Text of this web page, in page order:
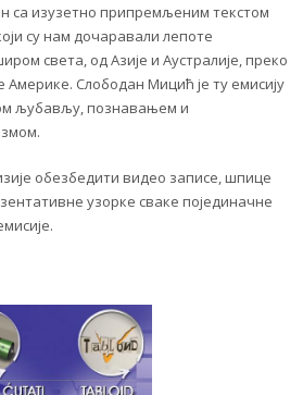
са изузетно припремљеним текстом
су нам дочаравали лепоте
света, од Азије и Аустралије, преко
Слободан Мицић је ту емисију
љубављу, познавањем и
обезбедити видео записе, шпице
узорке сваке појединачне